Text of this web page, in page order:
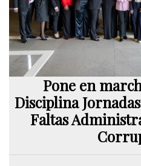
Pone en
Disciplina
Faltas